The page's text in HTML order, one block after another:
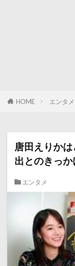
HOME エンタメ
唐田えりか
出とのきっ
エンタメ